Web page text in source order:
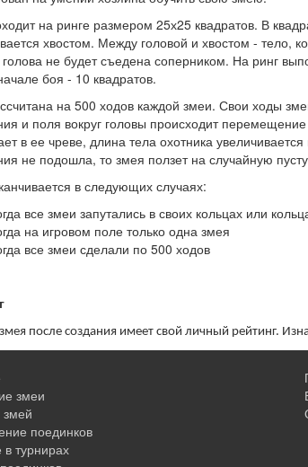
на ринге размером 25х25 квадратов. В
хвостом. Между головой и хвостом -
голова не будет съедена соперником. На ринг
боя - 10 квадратов.
на 500 ходов каждой змеи. Свои ходы
и поля вокруг головы происходит
в ее чреве, длина тела охотника
не подошла, то змея ползет на случайную
в следующих случаях:
все змеи запутались в своих кольцах или
на игровом поле только одна змея
все змеи сделали по 500 ходов
после создания имеет свой личный рейтинг.
змеи
змей
поединков
в турнирах